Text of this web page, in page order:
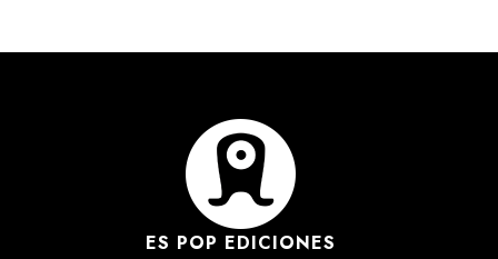
ES POP EDICIONES